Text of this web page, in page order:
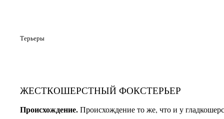
Терьеры
ЖЕСТКОШЕРСТНЫЙ ФОКСТЕРЬЕР
Происхождение.Происхождение то же, что и у